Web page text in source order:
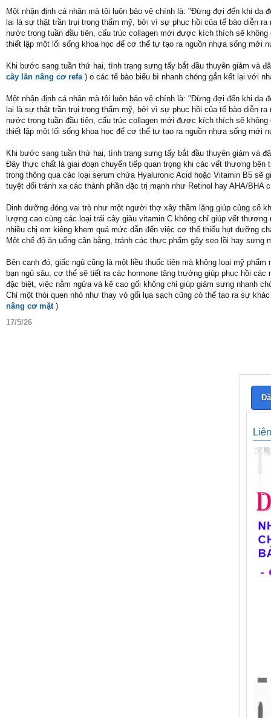
Một nhận định cá nhân mà tôi luôn bảo vệ chính là: "Đừng đợi đến khi
lại là sự thật trần trụi trong thẩm mỹ, bởi vì sự phục hồi của tế bào diễn
nước trong tuần đầu tiên, cấu trúc collagen mới được kích thích sẽ
thiết lập một lối sống khoa học để cơ thể tự tạo ra nguồn nhựa sống
Khi bước sang tuần thứ hai, tình trạng sưng tấy bắt đầu thuyên giảm và
cây lăn nâng cơ refa) o các tế bào biểu bì nhanh chóng gắn kết lại với
Một nhận định cá nhân mà tôi luôn bảo vệ chính là: "Đừng đợi đến khi
lại là sự thật trần trụi trong thẩm mỹ, bởi vì sự phục hồi của tế bào diễn
nước trong tuần đầu tiên, cấu trúc collagen mới được kích thích sẽ
thiết lập một lối sống khoa học để cơ thể tự tạo ra nguồn nhựa sống
Khi bước sang tuần thứ hai, tình trạng sưng tấy bắt đầu thuyên giảm và
Đây thực chất là giai đoạn chuyển tiếp quan trọng khi các vết thương
trong thông qua các loại serum chứa Hyaluronic Acid hoặc Vitamin B5
tuyệt đối tránh xa các thành phần đặc trị mạnh như Retinol hay AHA/
Dinh dưỡng đóng vai trò như một người thợ xây thầm lặng giúp củng cố
lượng cao cùng các loại trái cây giàu vitamin C không chỉ giúp vết
nhiều chị em kiêng khem quá mức dẫn đến việc cơ thể thiếu hụt dưỡng
Một chế độ ăn uống cân bằng, tránh các thực phẩm gây sẹo lồi hay
Bên cạnh đó, giấc ngủ cũng là một liều thuốc tiên mà không loại mỹ
bạn ngủ sâu, cơ thể sẽ tiết ra các hormone tăng trưởng giúp phục hồi
đặc biệt, việc nằm ngửa và kê cao gối không chỉ giúp giảm sưng nhanh
Chỉ một thói quen nhỏ như thay vỏ gối lụa sạch cũng có thể tạo ra sự
nâng cơ mặt)
17/5/26